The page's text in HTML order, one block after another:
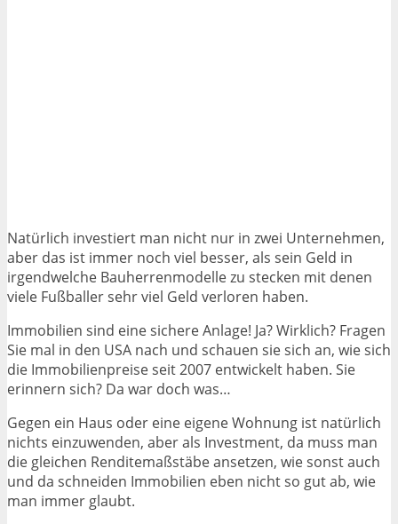
Natürlich investiert man nicht nur in zwei Unternehmen,
aber das ist immer noch viel besser, als sein Geld in
irgendwelche Bauherrenmodelle zu stecken mit denen
viele Fußballer sehr viel Geld verloren haben.
Immobilien sind eine sichere Anlage! Ja? Wirklich? Fragen
Sie mal in den USA nach und schauen sie sich an, wie sich
die Immobilienpreise seit 2007 entwickelt haben. Sie
erinnern sich? Da war doch was…
Gegen ein Haus oder eine eigene Wohnung ist natürlich
nichts einzuwenden, aber als Investment, da muss man
die gleichen Renditemaßstäbe ansetzen, wie sonst auch
und da schneiden Immobilien eben nicht so gut ab, wie
man immer glaubt.